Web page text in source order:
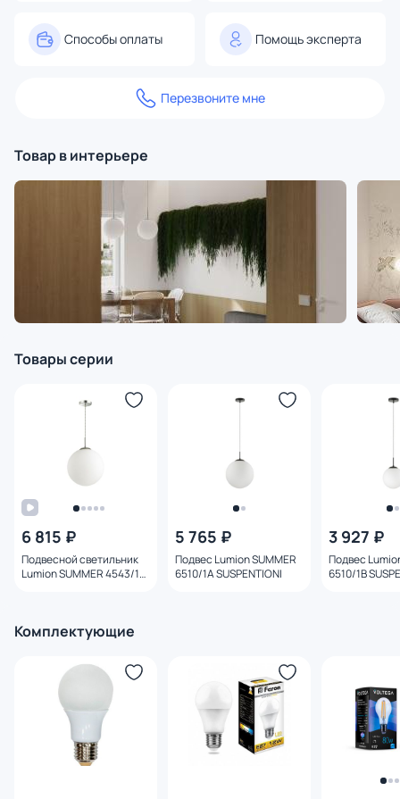
Способы оплаты Помощь эксперта
Перезвоните мне
Товар в интерьере
Товары серии
6 815 ₽
Подвесной светильник
Lumion SUMMER 4543/1A
5 765 ₽
Подвес Lumion SUMMER
6510/1A SUSPENTIONI
3 927 ₽
Подвес
6510/1B
Комплектующие